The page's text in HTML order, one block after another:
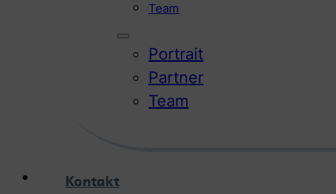
Team
Portrait
Partner
Team
Kontakt